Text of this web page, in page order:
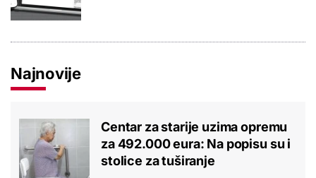
Najnovije
Centar za starije uzima opremu
za 492.000 eura: Na popisu su i
stolice za tuširanje